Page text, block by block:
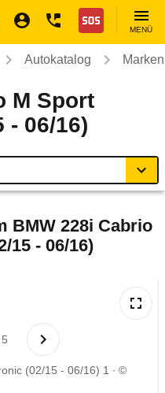
Nothilfe
MENÜ
Autokatalog
M Sport
- 06/16)
BMW 228i Cabrio
15 - 06/16)
5
(02/15 - 06/16) 1
©